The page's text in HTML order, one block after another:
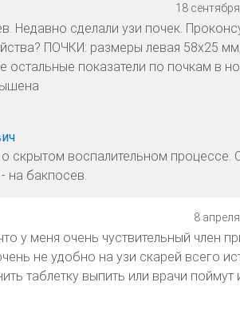
18
Недавно сделали узи почек.
ПОЧКИ: размеры левая 58х25
остальные показатели по почкам в
скрытом воспалительном процессе.
на бакпосев.
8
у меня очень чуствительный член
не удобно на узи скарей всего
таблетку выпить или врачи поймут